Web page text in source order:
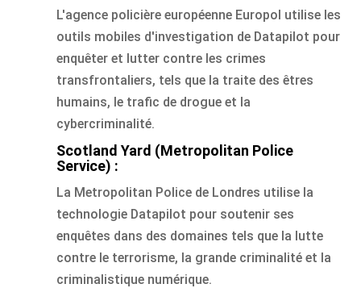
L'agence policière européenne Europol utilise les
outils mobiles d'investigation de Datapilot pour
enquêter et lutter contre les crimes
transfrontaliers, tels que la traite des êtres
humains, le trafic de drogue et la
cybercriminalité.
Scotland Yard (Metropolitan Police
Service) :
La Metropolitan Police de Londres utilise la
technologie Datapilot pour soutenir ses
enquêtes dans des domaines tels que la lutte
contre le terrorisme, la grande criminalité et la
criminalistique numérique.